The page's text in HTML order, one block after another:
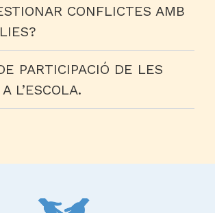
CONFLICTES AMB
PARTICIPACIÓ DE LES
L’ESCOLA.